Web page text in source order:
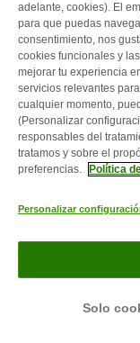
Alegre, Fácil
Mini, Pelo
adelante, cookies). El
para que puedas
consentimiento, nos
cookies funcionales y
mejorar tu experiencia
servicios relevantes
cualquier momento,
(Personalizar
responsables del
tratamos y sobre el
preferencias.
Política
Personalizar
Solo